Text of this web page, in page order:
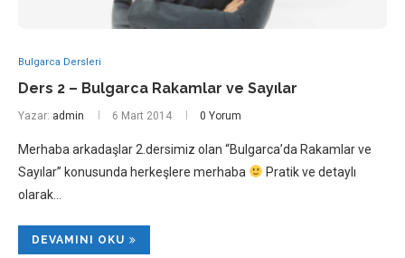
Bulgarca Dersleri
Ders 2 – Bulgarca Rakamlar ve Sayılar
Yazar: admin 6 Mart 2014 0 Yorum
Merhaba arkadaşlar 2.dersimiz olan “Bulgarca’da Rakamlar ve
Sayılar” konusunda herkeşlere merhaba
Pratik ve detaylı
olarak…
DEVAMINI OKU